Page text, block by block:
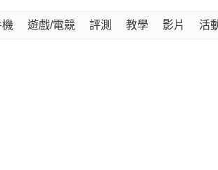
遊戲/電競 評測 教學 影片 活